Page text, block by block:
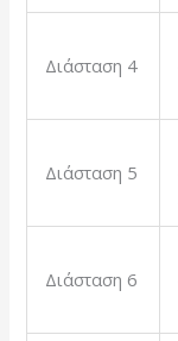
Διάσταση 4
Διάσταση 5
Διάσταση 6